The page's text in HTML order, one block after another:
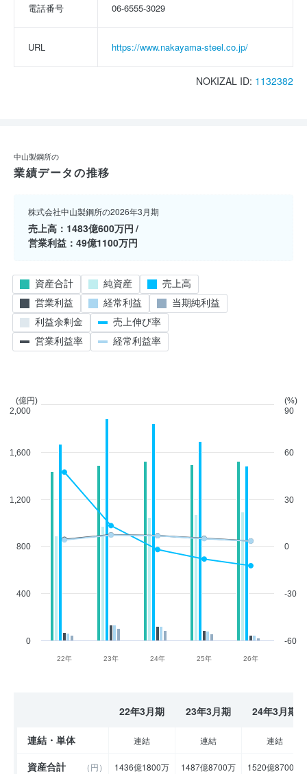
電話番号 06-6555-3029
URL https://www.nakayama-steel.co.jp/
NOKIZAL ID: 1132382
中山製鋼所の
業績データの推移
株式会社中山製鋼所の2026年3月期
売上高
1483億600万円
営業利益
49億1100万円
22年 23年 24年 25年 26年
0
400
800
1,200
1,600
(億円)
2,000
-60
-30
0
30
60
(%)
90
資産合計 純資産
売上高
営業利益
経常利益
当期純利益
利益余剰金
売上伸び率
営業利益率
経常利益率
22年3月期 23年3月期 24年3月期
連結・単体 連結 連結 連結
資産合計 （円） 1436億1800万 1487億8700万 1520億8700万